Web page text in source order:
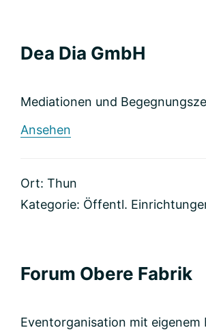
Dea Dia GmbH
Mediationen und
Ansehen
Ort: Thun
Kategorie: Öffentl.
Forum Obere Fabrik
Eventorganisation mit eigenem